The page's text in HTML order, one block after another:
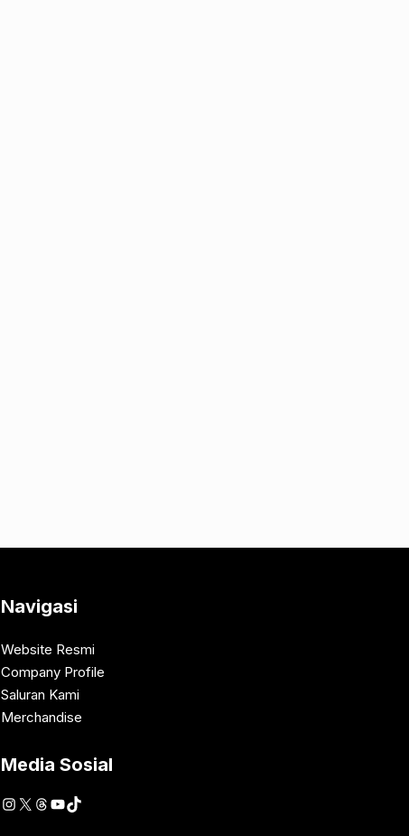
Navigasi
Website Resmi
Company Profile
Saluran Kami
Merchandise
Media Sosial
Instagram
X Threads
YouTube
TikTok